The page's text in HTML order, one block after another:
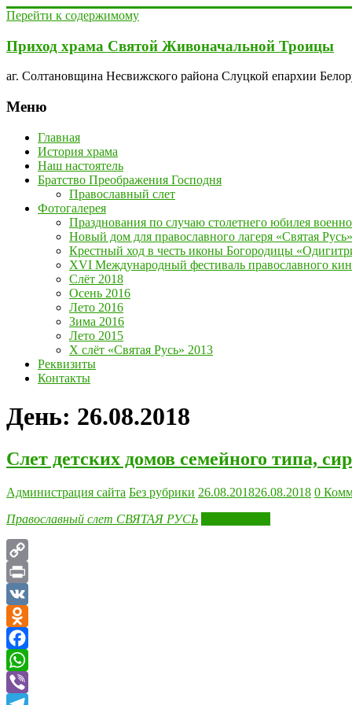
Перейти к содержимому
Приход храма Святой Живоначальной Троицы
аг. Солтановщина Несвижского района Слуцкой епархии
Меню
Главная
История храма
Наш настоятель
Братство Преображения Господня
Православный слет
Фотогалерея
Празднования по случаю столетнего юбилея
Новый дом для православного лагеря «Святая Русь»
Крестный ход в честь иконы Богородицы
XVI Международный фестиваль православного
Слёт 2018
Осень 2016
Лето 2016
Зима 2016
Лето 2015
Х слёт «Святая Русь» 2013
Реквизиты
Контакты
День: 26.08.2018
Слет детских домов семейного типа,
Администрация сайта Без рубрики 26.08.201826.08.2018 0
Православный слет СВЯТАЯ РУСЬ
Copy
Link
Print
VK
Odnoklassniki
Facebook
WhatsApp